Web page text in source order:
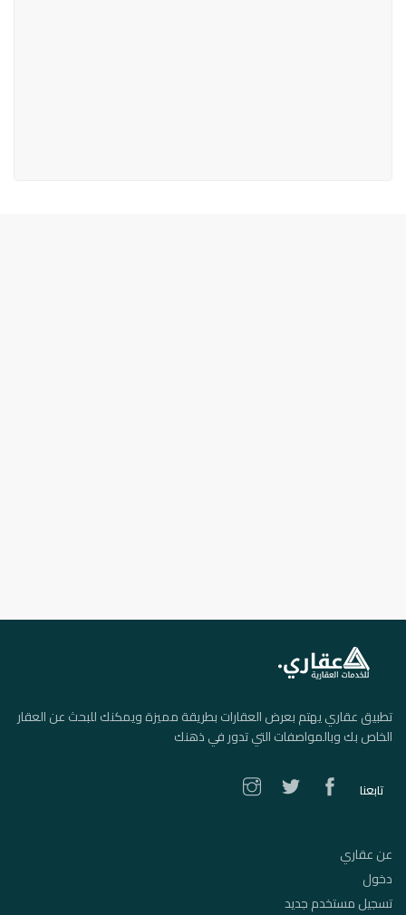
تطبيق عقاري يهتم بعرض العقارات بطريقة مميزة ويمكنك للبحث عن العقار
الخاص بك وبالمواصفات التي تدور في ذهنك
تابعنا
عن عقاري
دخول
تسجيل مستخدم جديد